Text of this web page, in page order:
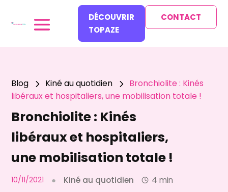
DÉCOUVRIR
TOPAZE
CONTACT
Blog 5 Kiné au quotidien 5 Bronchiolite : Kinés
libéraux et hospitaliers, une mobilisation totale !
Bronchiolite : Kinés
libéraux et hospitaliers,
une mobilisation totale !
10/11/2021 ● Kiné au quotidien 4 min